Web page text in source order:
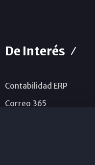
De Interés
Contabilidad ERP
Correo 365